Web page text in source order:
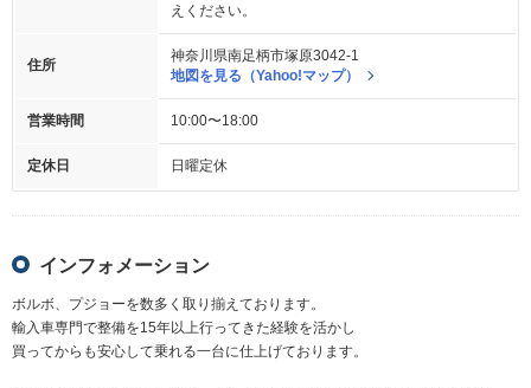
えください。
住所
神奈川県南足柄市塚原3042-1
地図を見る（Yahoo!マップ）
営業時間 10:00〜18:00
定休日 日曜定休
インフォメーション
ボルボ、プジョーを数多く取り揃えております。
輸入車専門で整備を15年以上行ってきた経験を活かし
買ってからも安心して乗れる一台に仕上げております。